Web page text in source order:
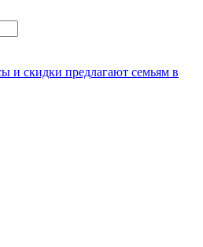
и скидки предлагают семьям в